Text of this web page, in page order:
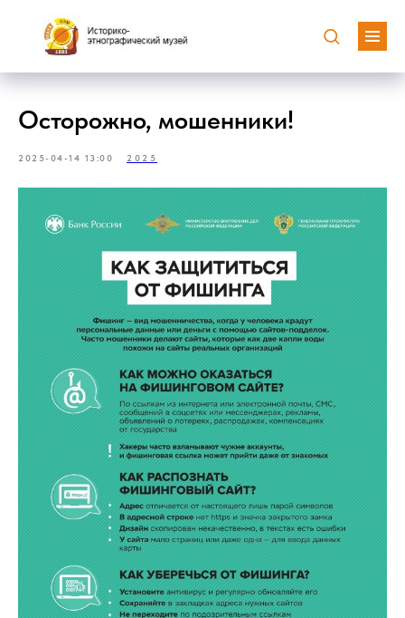
Осторожно, мошенники!
2025-04-14 13:00 2025